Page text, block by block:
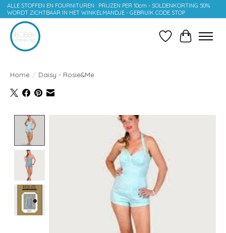
ALLE STOFFEN EN FOURNITUREN : PRIJZEN PER 10cm - SOLDENKORTING 50%
WORDT ZICHTBAAR IN HET WINKELMANDJE - GEBRUIK CODE STOP
Verlanglijst
Home / Daisy - Rosie&Me
Product image slideshow Items